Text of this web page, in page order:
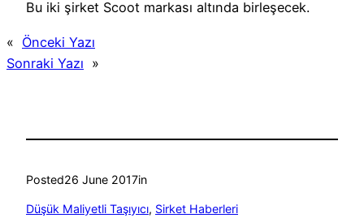
Bu iki şirket Scoot markası altında birleşecek.
« Önceki Yazı
Sonraki Yazı »
Posted26 June 2017in
Düşük Maliyetli Taşıyıcı, Sirket Haberleri